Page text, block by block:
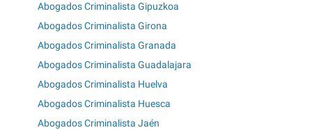
Abogados Criminalista Gipuzkoa
Abogados Criminalista Girona
Abogados Criminalista Granada
Abogados Criminalista Guadalajara
Abogados Criminalista Huelva
Abogados Criminalista Huesca
Abogados Criminalista Jaén